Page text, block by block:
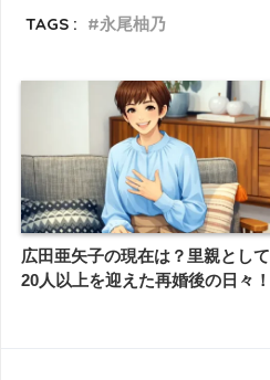
TAGS :
永尾柚乃
広田亜矢子の現在は？里親として
20人以上を迎えた再婚後の日々！